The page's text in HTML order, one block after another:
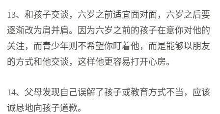
13、和孩子交谈，六岁之前适宜面对面，六岁之后要
逐渐改为肩并肩。因为六岁之前的孩子在意你对他的
关注，而青少年则不希望你盯着他，而是能够以朋友
的方式和他交谈，这样他更容易打开心房。
14、父母发现自己误解了孩子或教育方式不当，应该
诚恳地向孩子道歉。